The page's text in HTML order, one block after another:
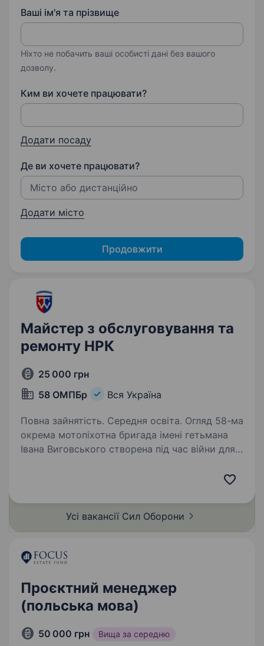
Ваші ім'я та прізвище
Ніхто не побачить ваші особисті дані без вашого
дозволу.
Ким ви хочете працювати?
Додати посаду
Де ви хочете працювати?
Додати місто
Продовжити
Майстер з обслуговування та
ремонту НРК
25 000 грн
58 ОМПБр
Вся Україна
Повна зайнятість. Середня освіта. Огляд 58-ма
окрема мотопіхотна бригада імені гетьмана
Івана Виговського створена під час війни для
підрозділу пройшов через оборону населених
Усі вакансії Сил Оборони
Проєктний менеджер
(польська мова)
50 000 грн Вища за середню